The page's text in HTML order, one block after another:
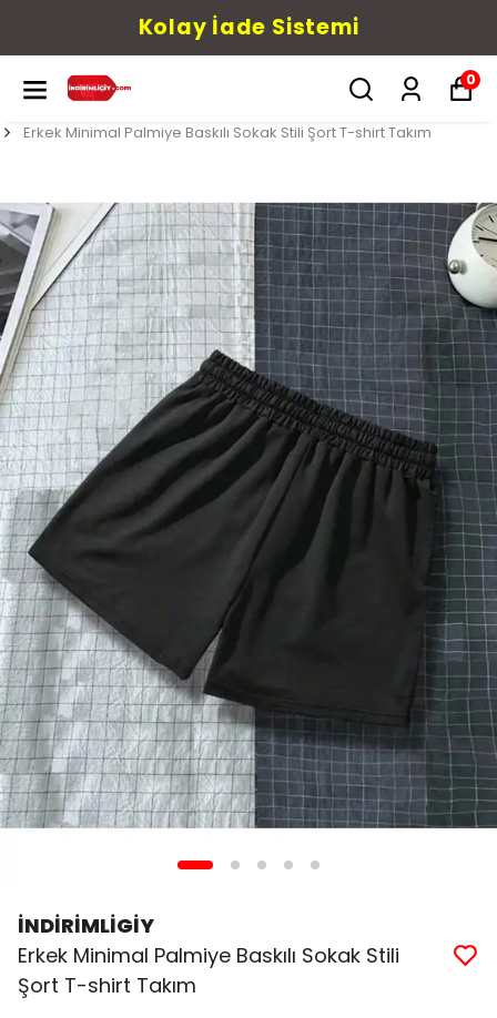
Kolay İade Sistemi
0
Erkek Minimal Palmiye Baskılı Sokak Stili Şort T-shirt Takım
İNDİRİMLİGİY
Erkek Minimal Palmiye Baskılı Sokak Stili
Şort T-shirt Takım